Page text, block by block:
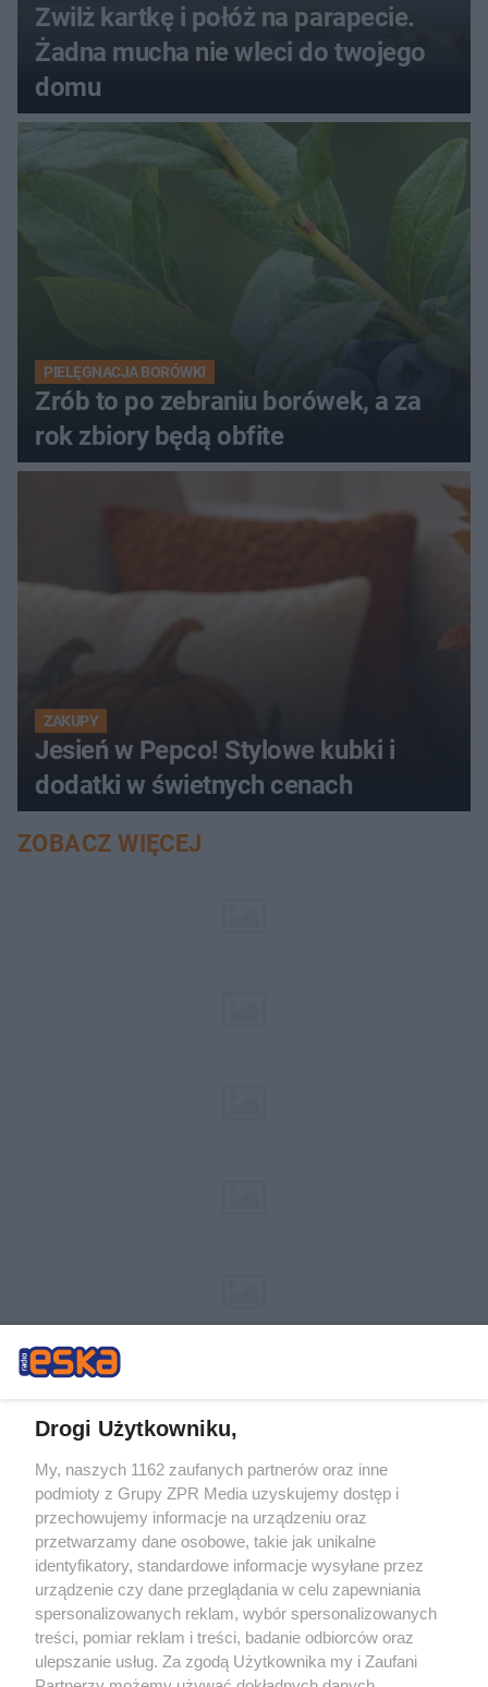
Zwilż kartkę i połóż na parapecie.
Żadna mucha nie wleci do twojego
domu
PIELĘGNACJA BORÓWKI
Zrób to po zebraniu borówek, a za
rok zbiory będą obfite
ZAKUPY
Jesień w Pepco! Stylowe kubki i
dodatki w świetnych cenach
ZOBACZ WIĘCEJ
Żaden utwór zamieszczony w serwisie nie może być powielany i
rozpowszechniany lub dalej rozpowszechniany w jakikolwiek sposób (w
tym także elektroniczny lub mechaniczny) na jakimkolwiek polu
eksploatacji w jakiejkolwiek formie, włącznie z umieszczaniem w Internecie
bez pisemnej zgody właściciela praw. Jakiekolwiek użycie lub
wykorzystanie utworów w całości lub w części z naruszeniem prawa, tzn.
bez właściwej zgody, jest zabronione pod groźbą kary i może być ścigane
prawnie.
Drogi Użytkowniku,
My, naszych 1162 zaufanych partnerów oraz inne
podmioty z Grupy ZPR Media uzyskujemy dostęp i
przechowujemy informacje na urządzeniu oraz
przetwarzamy dane osobowe, takie jak unikalne
identyfikatory, standardowe informacje wysyłane przez
urządzenie czy dane przeglądania w celu zapewniania
spersonalizowanych reklam, wybór spersonalizowanych
treści, pomiar reklam i treści, badanie odbiorców oraz
ulepszanie usług. Za zgodą Użytkownika my i Zaufani